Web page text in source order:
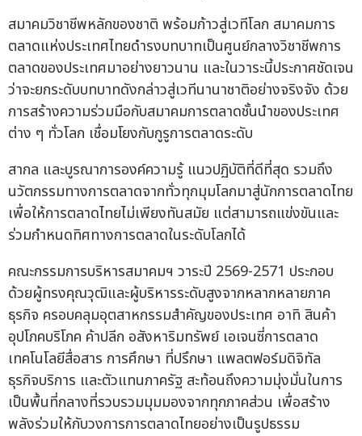
สมาคมวิชาชีพหลักของชาติ พร้อมก้าวสู่เวทีโลก สมาคมการ
ตลาดแห่งประเทศไทยดำรงบทบาทเป็นศูนย์กลางวิชาชีพการ
ตลาดของประเทศมาอย่างยาวนาน และในวาระนี้ประกาศชัดเจน
ว่าจะยกระดับบทบาทดังกล่าวสู่เวทีนานาชาติอย่างจริงจัง ด้วย
การสร้างความร่วมมือกับสมาคมการตลาดชั้นนำของประเทศ
ต่าง ๆ ทั่วโลก เชื่อมโยงกับกูรูการตลาดระดับ
สากล และบูรณาการองค์ความรู้ แนวปฏิบัติที่ดีที่สุด รวมถึง
นวัตกรรมทางการตลาดจากทั่วทุกมุมโลกมาสู่นักการตลาดไทย
เพื่อให้การตลาดไทยไม่เพียงทันสมัย แต่สามารถแข่งขันและ
ร่วมกำหนดทิศทางการตลาดในระดับโลกได้
คณะกรรมการบริหารสมาคมฯ วาระปี 2569-2571 ประกอบ
ด้วยผู้ทรงคุณวุฒิและผู้บริหารระดับสูงจากหลากหลายภาค
ธุรกิจ ครอบคลุมอุตสาหกรรมสำคัญของประเทศ อาทิ สินค้า
อุปโภคบริโภค ค้าปลีก อสังหาริมทรัพย์ เอเจนซี่การตลาด
เทคโนโลยีสื่อสาร การศึกษา ที่ปรึกษา แพลตฟอร์มดิจิทัล
ธุรกิจบริการ และตัวแทนภาครัฐ สะท้อนถึงความมุ่งมั่นในการ
เป็นพื้นที่กลางที่รวบรวมมุมมองจากทุกภาคส่วน เพื่อสร้าง
พลังร่วมให้กับวงการการตลาดไทยอย่างเป็นรูปธรรม